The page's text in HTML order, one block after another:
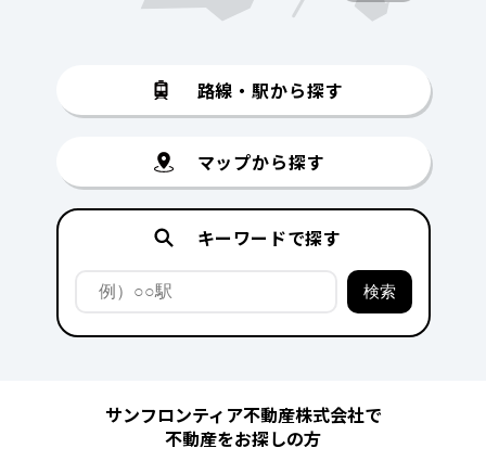
路線・駅から探す
マップから探す
キーワードで探す
サンフロンティア不動産株式会社で
不動産をお探しの方